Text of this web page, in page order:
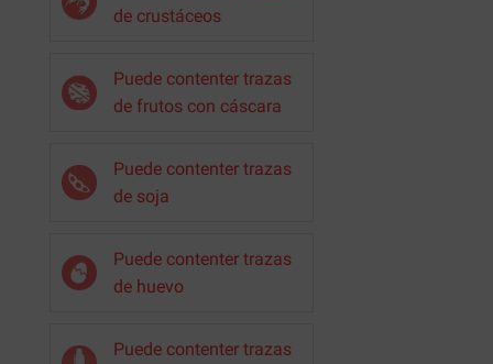
de crustáceos
Puede contenter trazas
de frutos con cáscara
Puede contenter trazas
de soja
Puede contenter trazas
de huevo
Puede contenter trazas